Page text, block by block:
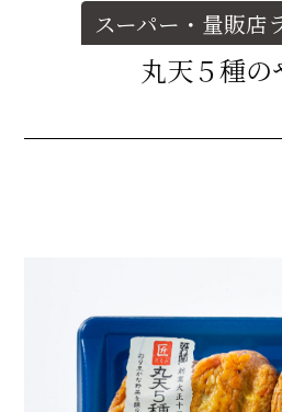
商品・開
品質管理
直営店
リニューアル中
スーパー・量販店
丸天５種の